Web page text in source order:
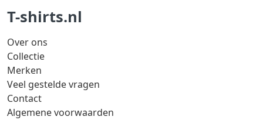
T-shirts.nl
Over ons
Collectie
Merken
Veel gestelde vragen
Contact
Algemene voorwaarden